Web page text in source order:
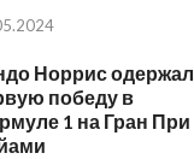
Норрис одержал
победу в
1 на Гран При